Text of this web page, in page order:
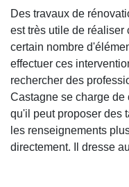
Des travaux de
est très utile de réaliser
certain nombre
effectuer ces
rechercher des
Castagne se charge
qu'il peut proposer des
les renseignements
directement. Il dresse